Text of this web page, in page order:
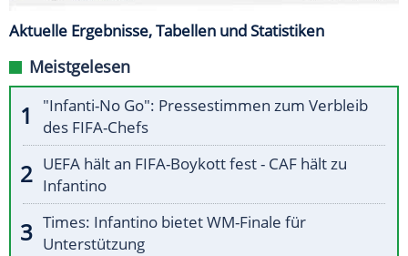
Aktuelle Ergebnisse, Tabellen und Statistiken
Meistgelesen
"Infanti-No Go": Pressestimmen zum Verbleib
des FIFA-Chefs
UEFA hält an FIFA-Boykott fest - CAF hält zu
Infantino
Times: Infantino bietet WM-Finale für
Unterstützung